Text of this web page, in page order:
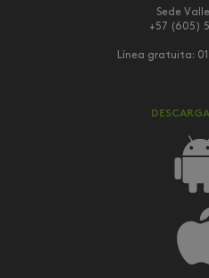
Sede
+57 (605)
Línea gratuita: